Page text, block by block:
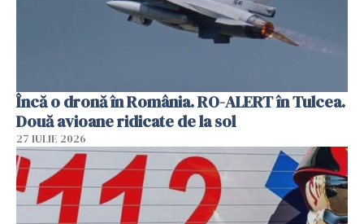
Încă o dronă în România. RO-ALERT în Tulcea.
Două avioane ridicate de la sol
27 IULIE 2026